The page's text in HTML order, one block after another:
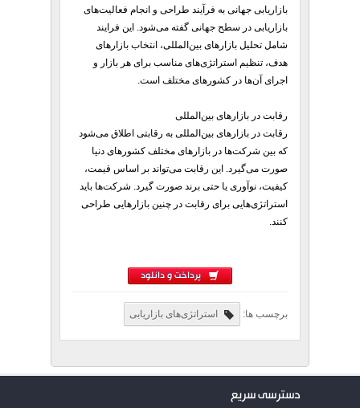
بازاریابی جهانی به فرآیند طراحی و انجام فعالیت‌های
بازاریابی در سطح جهانی گفته می‌شود. این فرایند
شامل تحلیل بازارهای بین‌المللی، انتخاب بازارهای
هدف، تنظیم استراتژی‌های مناسب برای هر بازار و
اجرای آن‌ها در کشورهای مختلف است.
رقابت در بازارهای بین‌المللی
رقابت در بازارهای بین‌المللی به رقابتی اطلاق می‌شود
که بین شرکت‌ها در بازارهای مختلف کشورهای دنیا
صورت می‌گیرد. این رقابت می‌تواند بر اساس قیمت،
کیفیت، نوآوری یا حتی برند صورت گیرد. شرکت‌ها باید
استراتژی‌هایی برای رقابت در چنین بازارهایی طراحی
کنند.
پرداخت و دانلود
برچسب ها: استراتژی‌های بازاریابی
دسترسی سریع